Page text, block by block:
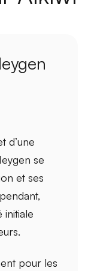
d’une
se
et ses
pour les